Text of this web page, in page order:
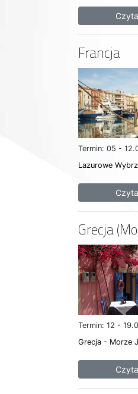
Francja
Termin: 05 -
Lazurowe
Grecja
Termin: 12 -
Grecja - Morze